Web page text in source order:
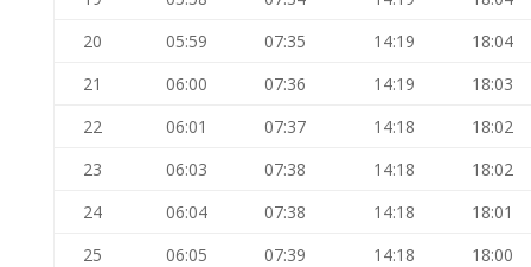
20
05:59 07:35 14:19
18:04
21
06:00 07:36 14:19
18:03
22
06:01 07:37 14:18
18:02
23
06:03 07:38 14:18
18:02
24
06:04 07:38 14:18
18:01
25
06:05 07:39 14:18
18:00